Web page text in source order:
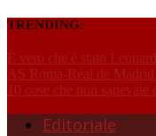
TRENDING:
È vero che è stato
AS Roma-Réal de
10 cose che non sapevate
Editoriale